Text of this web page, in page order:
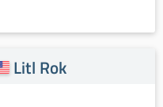
Litl Rok